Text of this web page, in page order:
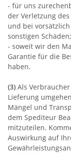
- für uns
der Verletzung
und bei
sonstigen Schäden;
- soweit wir den
Garantie für die
haben.
(3) Als
Lieferung
Mängel und
dem Spediteur
mitzuteilen.
Auswirkung auf